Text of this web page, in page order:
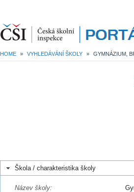
HOME » VYHLEDÁVÁNÍ ŠKOLY » GYMNÁZIUM,
Škola / charakteristika školy
Název školy: